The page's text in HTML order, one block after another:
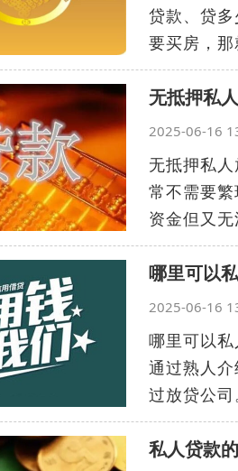
贷款、贷
要买房，
无抵押私
2025-06-16
无抵押私
常不需要
资金但又
哪里可以
2025-06-16
哪里可以
通过熟人
过放贷公
私人贷款